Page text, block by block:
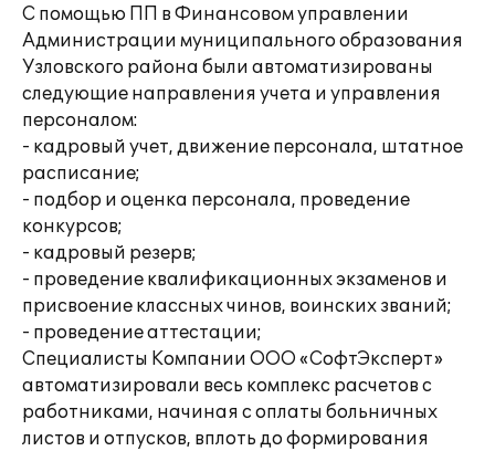
С помощью ПП в Финансовом управлении
Администрации муниципального образования
Узловского района были автоматизированы
следующие направления учета и управления
персоналом:
- кадровый учет, движение персонала, штатное
расписание;
- подбор и оценка персонала, проведение
конкурсов;
- кадровый резерв;
- проведение квалификационных экзаменов и
присвоение классных чинов, воинских званий;
- проведение аттестации;
Специалисты Компании ООО «СофтЭксперт»
автоматизировали весь комплекс расчетов с
работниками, начиная с оплаты больничных
листов и отпусков, вплоть до формирования